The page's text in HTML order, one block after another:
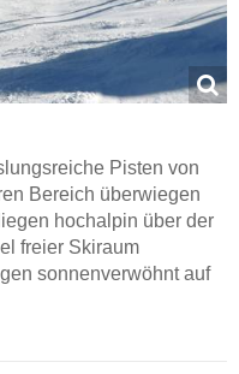
Pisten von
Bereich überwiegen
hochalpin über der
freier Skiraum
sonnenverwöhnt auf